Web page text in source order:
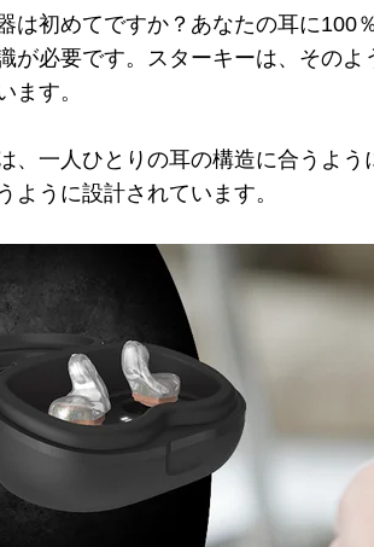
は初めてですか？あなたの耳に100
が必要です。スターキーは、その
ます。
、一人ひとりの耳の構造に合うよ
ように設計されています。